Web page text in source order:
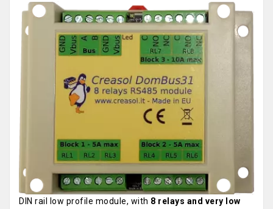
DIN rail low profile module, with 8 relays and very low